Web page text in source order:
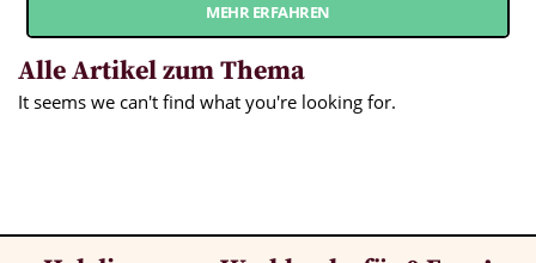
MEHR ERFAHREN
Alle Artikel zum Thema
It seems we can't find what you're looking for.